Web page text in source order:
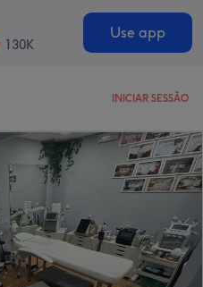
130K
Use app
INICIAR SESSÃO